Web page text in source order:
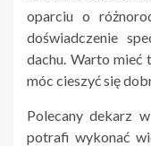
oparciu o
doświadczenie
dachu. Warto mieć
móc cieszyć się
Polecany dekarz
potrafi wykonać